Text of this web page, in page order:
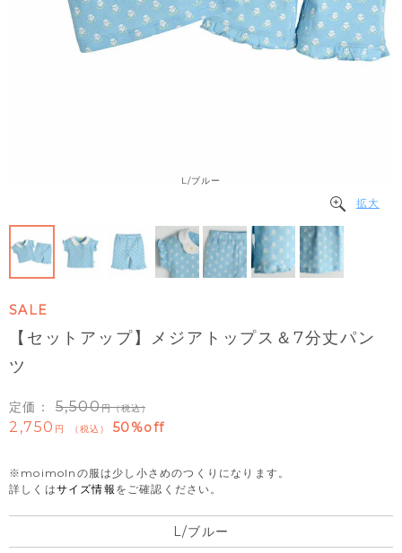
L/ブルー
拡大
SALE
【セットアップ】メジアトップス＆7分丈パン
ツ
定価： 5,500 （税込）
2,750 税込 50%off
※moimolnの服は少し小さめのつくりになります。
詳しくはサイズ情報 をご確認ください。
L/ブルー